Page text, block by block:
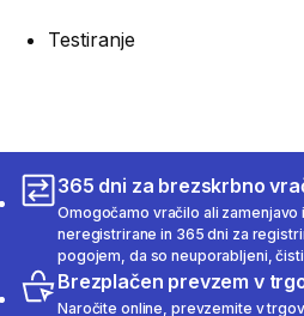
Testiranje
365 dni za brezskrbno
Omogočamo vračilo ali zamenjavo
neregistrirane in 365 dni za
pogojem, da so neuporabljeni,
Brezplačen prevzem v
Naročite online, prevzemite v